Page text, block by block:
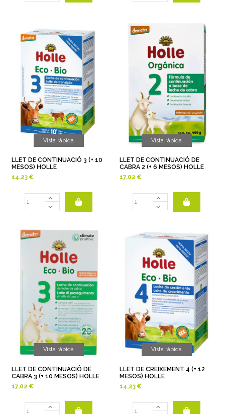
Vista ràpida
LLET DE CONTINUACIÓ 3 (+ 10
MESOS) HOLLE
14,23 €
Vista ràpida
LLET DE CONTINUACIÓ DE
CABRA 2 (+ 6 MESOS) HOLLE
17,02 €
Vista ràpida
LLET DE CONTINUACIÓ DE
CABRA 3 (+ 10 MESOS) HOLLE
17,02 €
Vista ràpida
LLET DE CREIXEMENT 4 (+ 12
MESOS) HOLLE
14,23 €